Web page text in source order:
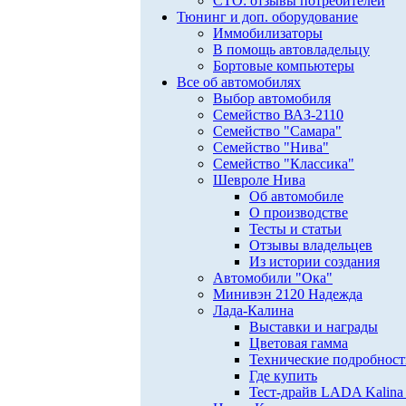
Тюнинг и доп. оборудование
Иммобилизаторы
В помощь автовладельцу
Бортовые компьютеры
Все об автомобилях
Выбор автомобиля
Семейство ВАЗ-2110
Семейство "Самара"
Семейство "Нива"
Семейство "Классика"
Шевроле Нива
Об автомобиле
О производстве
Тесты и статьи
Отзывы владельцев
Из истории создания
Автомобили "Ока"
Минивэн 2120 Надежда
Лада-Калина
Выставки и награды
Цветовая гамма
Технические
Где купить
Тест-драйв LADA Kalina